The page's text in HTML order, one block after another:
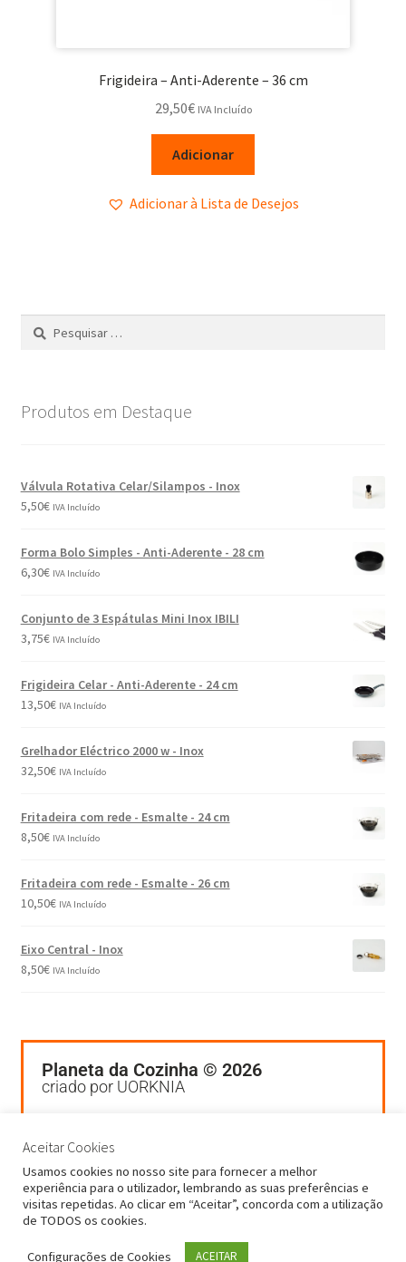
Frigideira – Anti-Aderente – 36 cm
29,50€ IVA Incluído
Adicionar
Adicionar à Lista de Desejos
Produtos em Destaque
Válvula Rotativa Celar/Silampos - Inox
5,50€ IVA Incluído
Forma Bolo Simples - Anti-Aderente - 28 cm
6,30€ IVA Incluído
Conjunto de 3 Espátulas Mini Inox IBILI
3,75€ IVA Incluído
Frigideira Celar - Anti-Aderente - 24 cm
13,50€ IVA Incluído
Grelhador Eléctrico 2000 w - Inox
32,50€ IVA Incluído
Fritadeira com rede - Esmalte - 24 cm
8,50€ IVA Incluído
Fritadeira com rede - Esmalte - 26 cm
10,50€ IVA Incluído
Eixo Central - Inox
8,50€ IVA Incluído
Planeta da Cozinha © 2026
criado por UORKNIA
Política de Privacidade
Livro de Reclamações
Aceitar Cookies
Usamos cookies no nosso site para fornecer a melhor
experiência para o utilizador, lembrando as suas preferências e
visitas repetidas. Ao clicar em “Aceitar”, concorda com a utilização
de TODOS os cookies.
Configurações de Cookies ACEITAR